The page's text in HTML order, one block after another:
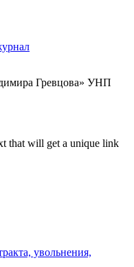
Гревцова» УНП
that will get a unique link
увольнения,